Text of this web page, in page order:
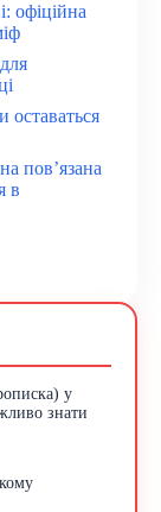
офіційна
пов’язана
в
у
знати